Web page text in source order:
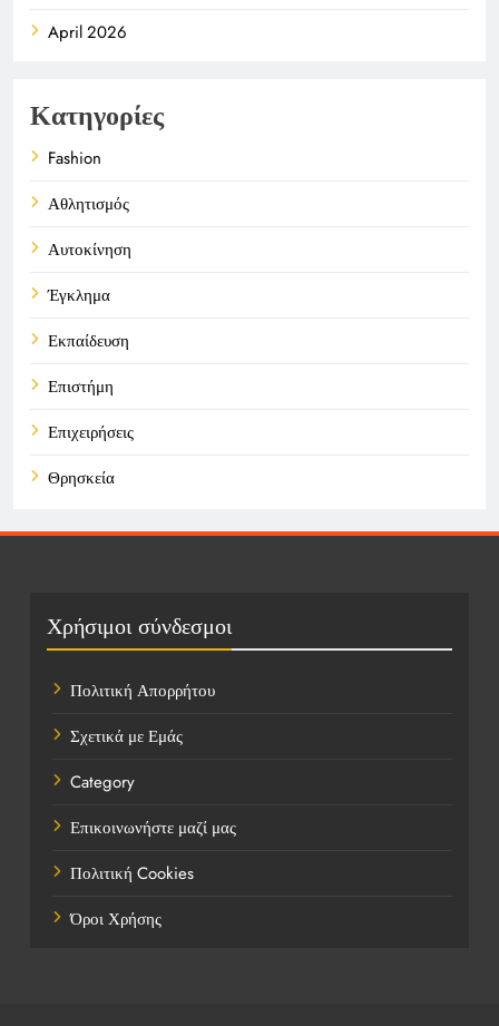
April 2026
Κατηγορίες
Fashion
Αθλητισμός
Αυτοκίνηση
Έγκλημα
Εκπαίδευση
Επιστήμη
Επιχειρήσεις
Θρησκεία
Πολιτική
Υγεία
Ψυχαγωγία
Χρήσιμοι σύνδεσμοι
Πολιτική Απορρήτου
Σχετικά με Εμάς
Category
Επικοινωνήστε μαζί μας
Πολιτική Cookies
Όροι Χρήσης